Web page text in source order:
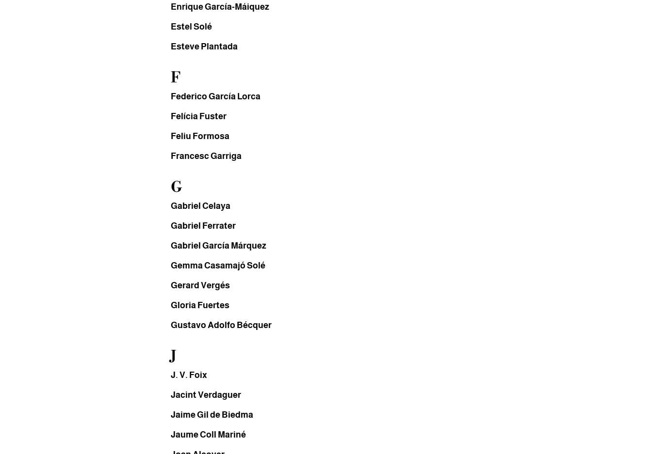
Enrique García-Máiquez
Estel Solé
Esteve Plantada
F
Federico García Lorca
Felícia Fuster
Feliu Formosa
Francesc Garriga
G
Gabriel Celaya
Gabriel Ferrater
Gabriel García Márquez
Gemma Casamajó Solé
Gerard Vergés
Gloria Fuertes
Gustavo Adolfo Bécquer
J
J. V. Foix
Jacint Verdaguer
Jaime Gil de Biedma
Jaume Coll Mariné